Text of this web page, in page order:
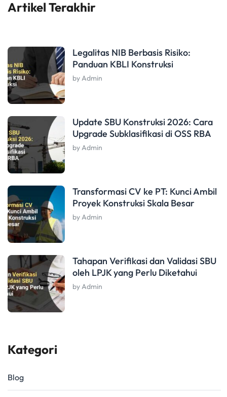
Artikel Terakhir
Legalitas NIB Berbasis Risiko:
Panduan KBLI Konstruksi
by Admin
Update SBU Konstruksi 2026: Cara
Upgrade Subklasifikasi di OSS RBA
by Admin
Transformasi CV ke PT: Kunci Ambil
Proyek Konstruksi Skala Besar
by Admin
Tahapan Verifikasi dan Validasi SBU
oleh LPJK yang Perlu Diketahui
by Admin
Kategori
Blog